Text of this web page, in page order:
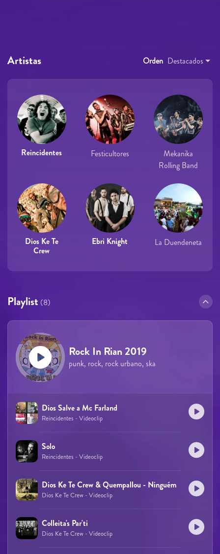
Artistas Orden Destacados
Reincidentes Festicultores
Mekanika
Rolling Band
Dios Ke Te
Crew
Ebri Knight La Duendeneta
Playlist (8)
Rock In Rian 2019
punk, rock, rock urbano, ska
Dios Salve a Mc Farland
Reincidentes - Videoclip
Solo
Reincidentes - Videoclip
Dios Ke Te Crew & Quempallou - Ninguém
Dios Ke Te Crew - Videoclip
Colleita's Par'ti
Dios Ke Te Crew - Videoclip